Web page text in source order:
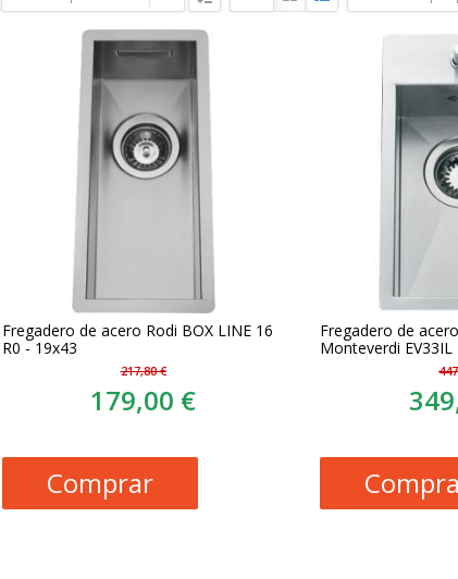
Fregadero de acero Rodi BOX LINE 16
R0 - 19x43
217,80 €
179,00 €
Comprar
Fregadero de
Monteverdi